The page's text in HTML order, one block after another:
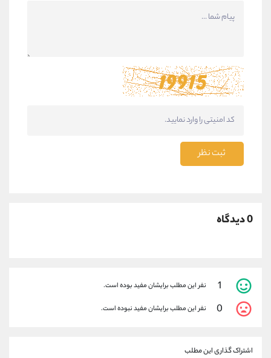
ثبت نظر
0 دیدگاه
1 نفر این مطلب برایشان مفید بوده است.
0 نفر این مطلب برایشان مفید نبوده است.
اشتراک گذاری این مطلب